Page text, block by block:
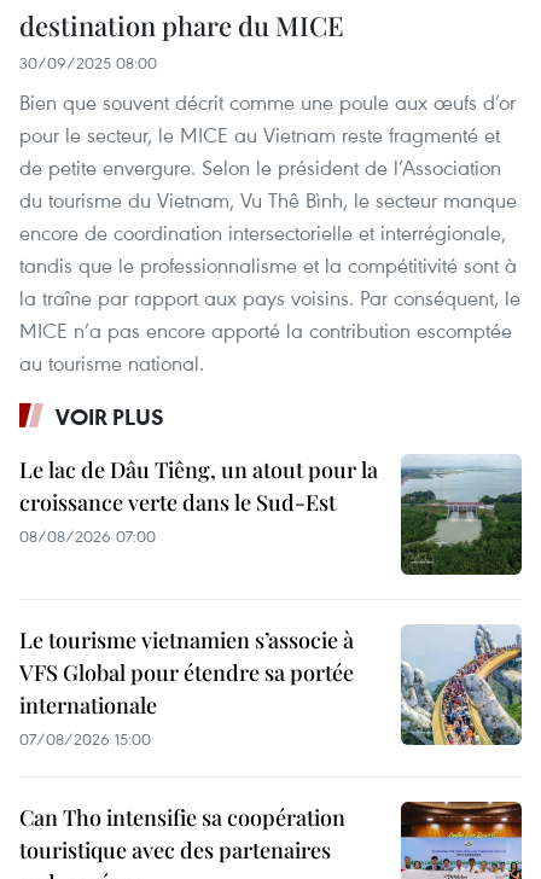
destination phare du MICE
30/09/2025 08:00
Bien que souvent décrit comme une poule aux œufs d’or
pour le secteur, le MICE au Vietnam reste fragmenté et
de petite envergure. Selon le président de l’Association
du tourisme du Vietnam, Vu Thê Bình, le secteur manque
encore de coordination intersectorielle et interrégionale,
tandis que le professionnalisme et la compétitivité sont à
la traîne par rapport aux pays voisins. Par conséquent, le
MICE n’a pas encore apporté la contribution escomptée
au tourisme national.
VOIR PLUS
Le lac de Dâu Tiêng, un atout pour la
croissance verte dans le Sud-Est
08/08/2026 07:00
Le tourisme vietnamien s’associe à
VFS Global pour étendre sa portée
internationale
07/08/2026 15:00
Can Tho intensifie sa coopération
touristique avec des partenaires